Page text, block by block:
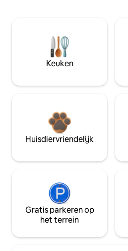
Keuken
Huisdiervriendelijk
Gratis parkeren op
het terrein